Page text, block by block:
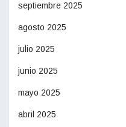
septiembre 2025
agosto 2025
julio 2025
junio 2025
mayo 2025
abril 2025